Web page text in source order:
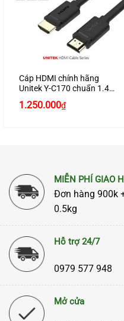
Cáp HDMI chính hãng
Unitek Y-C170 chuẩn 1.4
dài 25M hỗ trợ 3D , 4K*2K
cao cấp
1.250.000₫
MIỄN PHÍ GIAO
Đơn hàng 900k
0.5kg
Hỗ trợ 24/7
0979 577 948
Mở cửa